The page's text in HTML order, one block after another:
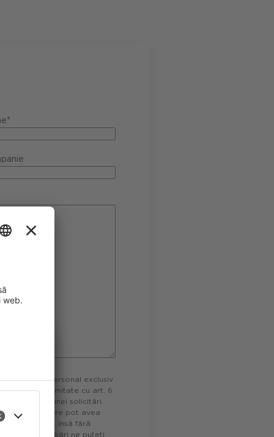
caracter personal exclusiv
în conformitate cu art. 6
sau a unei solicitări.
servicii IT care pot avea
voluntară, însă fără
Pentru întrebări ne puteți
pentru